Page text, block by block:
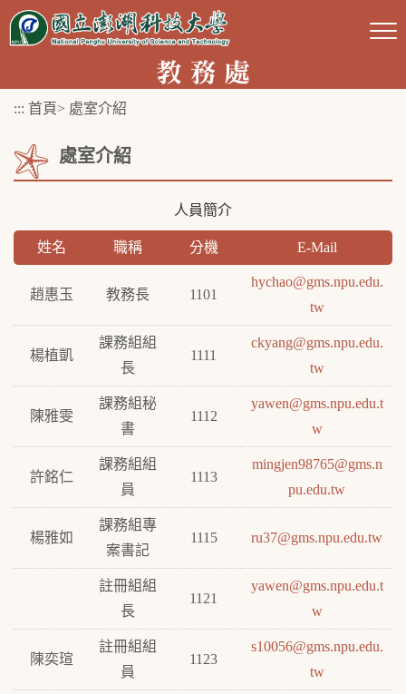
跳
::: 首頁> 處室介紹
處室介紹
人員簡介
姓名 職稱 分機 E-Mail
趙惠玉 教務長 1101
hychao@gms.npu.edu.
tw
楊植凱
課務組組
長
1111
ckyang@gms.npu.edu.
tw
陳雅雯
課務組秘
書
1112
yawen@gms.npu.edu.t
w
許銘仁
課務組組
員
1113
mingjen98765@gms.n
pu.edu.tw
楊雅如
課務組專
案書記
1115 ru37@gms.npu.edu.tw
註冊組組
長
1121
yawen@gms.npu.edu.t
w
陳奕瑄
註冊組組
員
1123
s10056@gms.npu.edu.
tw